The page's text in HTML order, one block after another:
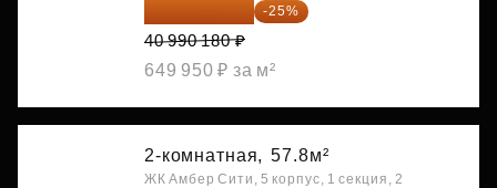
30 742 635 ₽ -25%
40 990 180 ₽
649 950 ₽ за м²
2-комнатная, 57.8м²
ЖК Амбер Сити, 5 корпус, 1 секция, 2